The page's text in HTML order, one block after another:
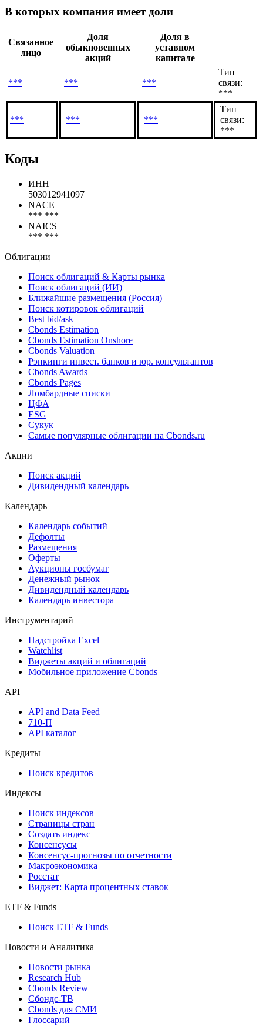
В которых компания имеет доли
Связанное
лицо
Доля
обыкновенных
акций
Доля в
уставном
капитале
*** *** ***
Тип
связи:
***
*** *** ***
Тип
связи:
***
Коды
ИНН
503012941097
NACE
*** ***
NAICS
*** ***
Облигации
Поиск облигаций & Карты рынка
Поиск облигаций (ИИ)
Ближайшие размещения (Россия)
Поиск котировок облигаций
Best bid/ask
Cbonds Estimation
Cbonds Estimation Onshore
Cbonds Valuation
Рэнкинги инвест. банков и юр. консультантов
Cbonds Awards
Cbonds Pages
Ломбардные списки
ЦФА
ESG
Сукук
Самые популярные облигации на Cbonds.ru
Акции
Поиск акций
Дивидендный календарь
Календарь
Календарь событий
Дефолты
Размещения
Оферты
Аукционы госбумаг
Денежный рынок
Дивидендный календарь
Календарь инвестора
Инструментарий
Надстройка Excel
Watchlist
Виджеты акций и облигаций
Мобильное приложение Cbonds
API
API and Data Feed
710-П
API каталог
Кредиты
Поиск кредитов
Индексы
Поиск индексов
Страницы стран
Создать индекс
Консенсусы
Консенсус-прогнозы по отчетности
Макроэкономика
Росстат
Виджет: Карта процентных ставок
ETF & Funds
Поиск ETF & Funds
Новости и Аналитика
Новости рынка
Research Hub
Cbonds Review
Сбондс-ТВ
Cbonds для СМИ
Глоссарий